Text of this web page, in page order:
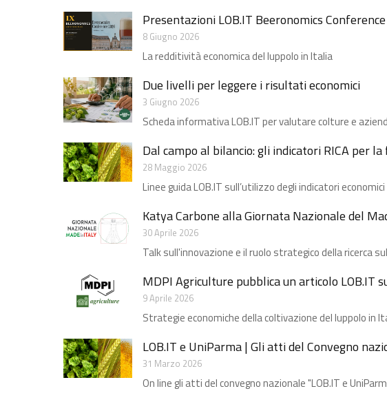
Presentazioni LOB.IT Beeronomics
8 Giugno 2026
La redditività economica del luppolo in Italia
Due livelli per leggere i risultati economici
3 Giugno 2026
Scheda informativa LOB.IT per valutare colture e
Dal campo al bilancio: gli indicatori RICA per
28 Maggio 2026
Linee guida LOB.IT sull’utilizzo degli indicatori economici
Katya Carbone alla Giornata Nazionale del
30 Aprile 2026
Talk sull'innovazione e il ruolo strategico della ricerca
MDPI Agriculture pubblica un articolo LOB.IT
9 Aprile 2026
Strategie economiche della coltivazione del luppolo in
LOB.IT e UniParma | Gli atti del Convegno
31 Marzo 2026
On line gli atti del convegno nazionale "LOB.IT e